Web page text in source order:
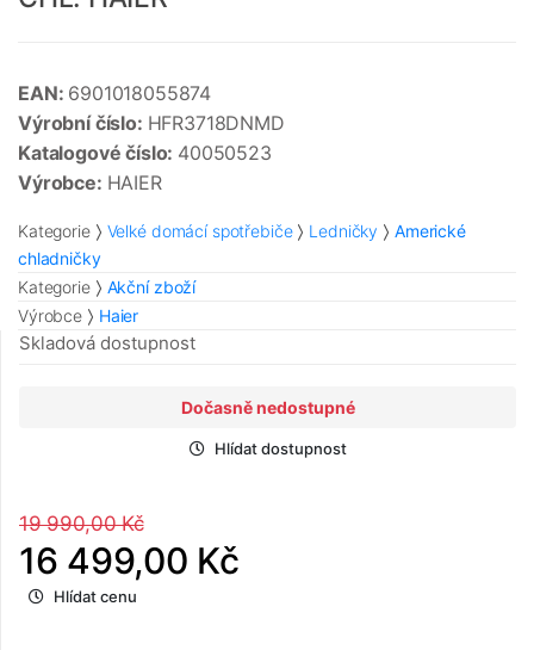
EAN: 6901018055874
Výrobní číslo: HFR3718DNMD
Katalogové číslo: 40050523
Výrobce: HAIER
Kategorie Velké domácí spotřebiče Ledničky
Americké
chladničky
Kategorie
Akční zboží
Výrobce
Haier
Skladová dostupnost
Dočasně nedostupné
Hlídat dostupnost
19 990,00 Kč
16 499,00 Kč
Hlídat cenu